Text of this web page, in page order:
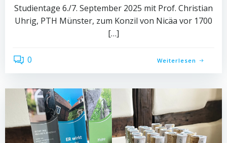
Studientage 6./7. September 2025 mit Prof. Christian
Uhrig, PTH Münster, zum Konzil von Nicäa vor 1700
[…]
0 Weiterlesen